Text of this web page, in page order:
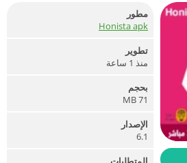
مطور
Honista apk
تطوير
منذ 1 ساعة
بحجم
71 MB
الإصدار
6.1